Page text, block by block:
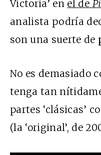
Victoria’ en el de
analista podría
son una suerte de
No es demasiado
tenga tan
partes ‘clásicas’
(la ‘original’, de